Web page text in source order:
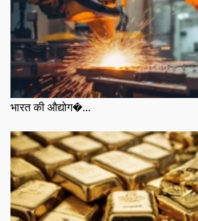
भारत की औद्योग�...